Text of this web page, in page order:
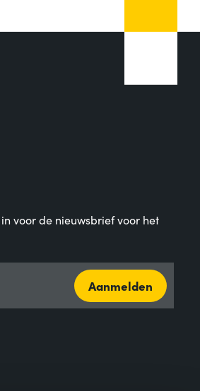
voor de nieuwsbrief voor het
Aanmelden